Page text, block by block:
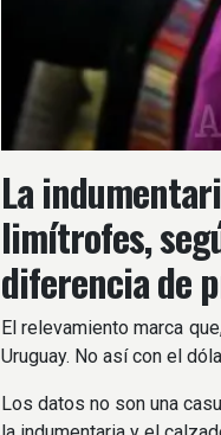
La
limítrofes,
diferencia de
El relevamiento marca
Uruguay. No así con el
Los datos no son una